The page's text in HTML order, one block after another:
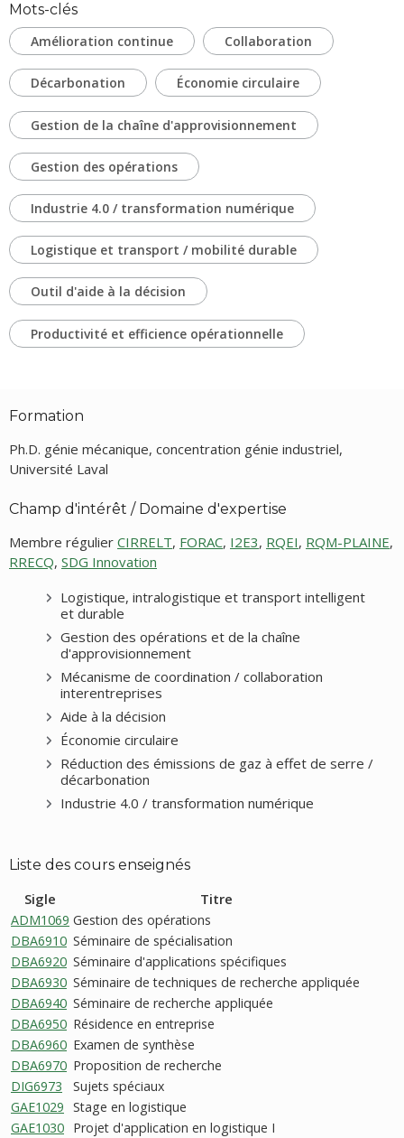
Mots-clés
Amélioration continue
Collaboration
Décarbonation Économie circulaire
Gestion de la chaîne d'approvisionnement
Gestion des opérations
Industrie 4.0 / transformation numérique
Logistique et transport / mobilité durable
Outil d'aide à la décision
Productivité et efficience opérationnelle
Formation
Ph.D. génie mécanique, concentration génie industriel,
Université Laval
Champ d'intérêt / Domaine d'expertise
Membre régulier CIRRELT, FORAC, I2E3, RQEI, RQM-PLAINE,
RRECQ, SDG Innovation
Logistique, intralogistique et transport intelligent
et durable
Gestion des opérations et de la chaîne
d'approvisionnement
Mécanisme de coordination / collaboration
interentreprises
Aide à la décision
Économie circulaire
Réduction des émissions de gaz à effet de serre /
décarbonation
Industrie 4.0 / transformation numérique
Liste des cours enseignés
Sigle Titre
ADM1069 Gestion des opérations
DBA6910 Séminaire de spécialisation
DBA6920 Séminaire d'applications spécifiques
DBA6930 Séminaire de techniques de recherche appliquée
DBA6940 Séminaire de recherche appliquée
DBA6950 Résidence en entreprise
DBA6960 Examen de synthèse
DBA6970 Proposition de recherche
DIG6973
Sujets spéciaux
GAE1029 Stage en logistique
GAE1030 Projet d'application en logistique I